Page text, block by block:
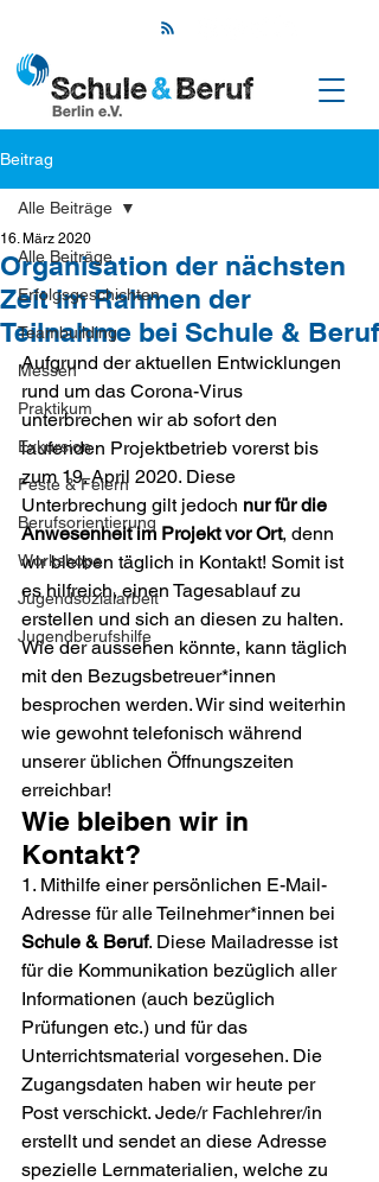
Beitrag
Alle Beiträge
Erfolgsgeschichten
Teambuilding
Messen
Praktikum
Exkursion
Feste & Feiern
Berufsorientierung
Workshops
Jugendsozialarbeit
Jugendberufshilfe
Alle Beiträge
Organisation der nächsten
Zeit im Rahmen der
Teilnahme bei Schule & Beruf
16. März 2020
Aufgrund der aktuellen Entwicklungen
rund um das Corona-Virus
unterbrechen wir ab sofort den
laufenden Projektbetrieb vorerst bis
zum 19. April 2020. Diese
Unterbrechung gilt jedoch nur für die
Anwesenheit im Projekt vor Ort, denn
wir bleiben täglich in Kontakt! Somit ist
es hilfreich, einen Tagesablauf zu
erstellen und sich an diesen zu halten.
Wie der aussehen könnte, kann täglich
mit den Bezugsbetreuer*innen
besprochen werden. Wir sind weiterhin
wie gewohnt telefonisch während
unserer üblichen Öffnungszeiten
erreichbar!
Wie bleiben wir in
Kontakt?
1. Mithilfe einer persönlichen E-Mail-
Adresse für alle Teilnehmer*innen bei
Schule & Beruf. Diese Mailadresse ist
für die Kommunikation bezüglich aller
Informationen (auch bezüglich
Prüfungen etc.) und für das
Unterrichtsmaterial vorgesehen. Die
Zugangsdaten haben wir heute per
Post verschickt. Jede/r Fachlehrer/in
erstellt und sendet an diese Adresse
spezielle Lernmaterialien, welche zu